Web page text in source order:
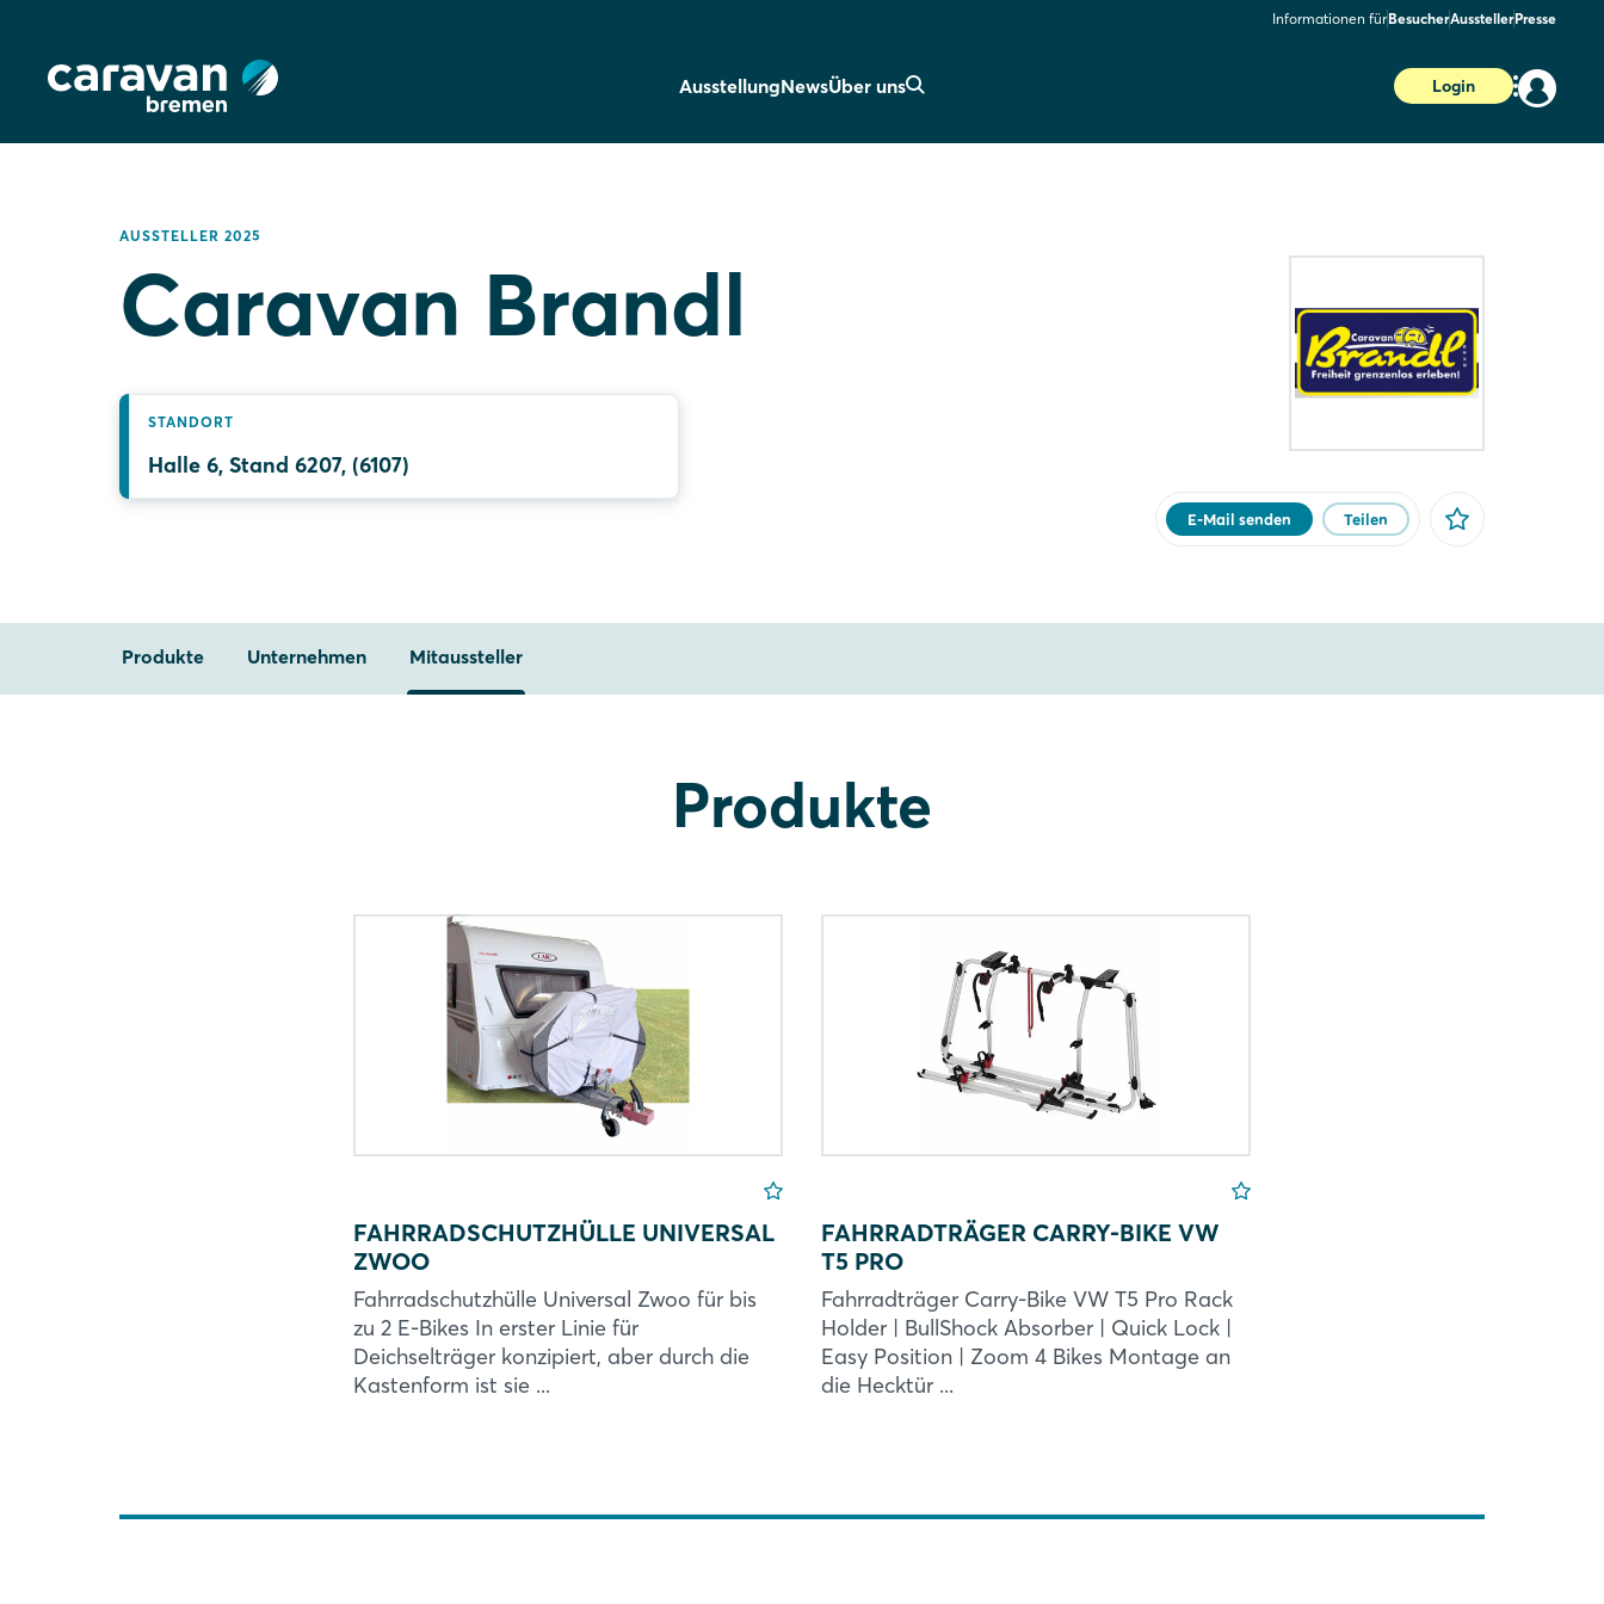
Informationen fürBesucherAusstellerPresse
AusstellungNewsÜber uns Login
AUSSTELLER 2025
Caravan Brandl
STANDORT
Halle 6, Stand 6207, (6107)
E-Mail senden Teilen
Produkte Unternehmen Mitaussteller
Produkte
FAHRRADSCHUTZHÜLLE UNIVERSAL
ZWOO
Fahrradschutzhülle Universal Zwoo für bis
zu 2 E-Bikes In erster Linie für
Deichselträger konzipiert, aber durch die
Kastenform ist sie ...
FAHRRADTRÄGER CARRY-BIKE VW
T5 PRO
Fahrradträger Carry-Bike VW T5 Pro Rack
Holder | BullShock Absorber | Quick Lock |
Easy Position | Zoom 4 Bikes Montage an
die Hecktür ...